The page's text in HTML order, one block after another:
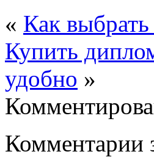
« Как
Купить
удобно »
Комментарии